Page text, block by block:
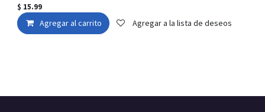
$ 15.99
Agregar al carrito Agregar a la lista de deseos